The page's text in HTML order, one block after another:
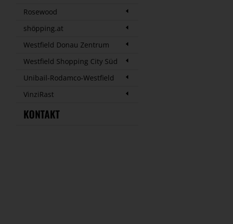
Rosewood
shöpping.at
Westfield Donau Zentrum
Westfield Shopping City Süd
Unibail-Rodamco-Westfield
VinziRast
KONTAKT